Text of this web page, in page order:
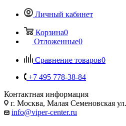
Личный кабинет
Корзина0
Отложенные0
Сравнение товаров0
+7 495 778-38-84
Контактная информация
г. Москва, Малая Семеновская
info@viper-center.ru